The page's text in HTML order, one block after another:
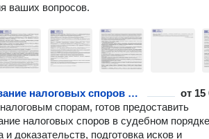
ваших вопросов.
Урегулирование налоговых споров в судебном порядке от 15
спорам, готов предоставить
налоговых споров в судебном
и доказательств, подготовка исков и